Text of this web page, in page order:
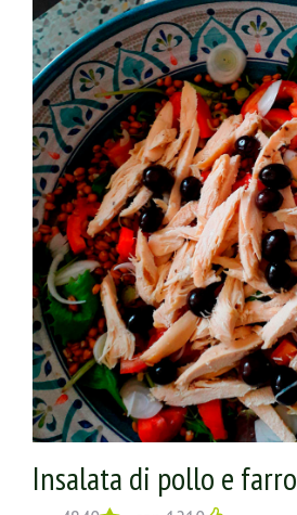
Insalata di pollo e farro